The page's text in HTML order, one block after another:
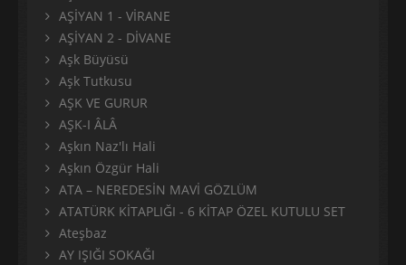
AŞİYAN 1 - VİRANE
AŞİYAN 2 - DİVANE
Aşk Büyüsü
Aşk Tutkusu
AŞK VE GURUR
AŞK-I ÂLÂ
Aşkın Naz'lı Hali
Aşkın Özgür Hali
ATA – NEREDESİN MAVİ GÖZLÜM
ATATÜRK KİTAPLIĞI - 6 KİTAP ÖZEL KUTULU SET
Ateşbaz
AY IŞIĞI SOKAĞI